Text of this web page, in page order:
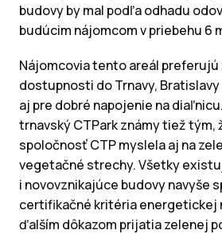
budovy by mal podľa odhadu
budúcim nájomcom v priebehu 6
Nájomcovia tento areál preferujú
dostupnosti do Trnavy,
aj pre dobré napojenie na
trnavský CTPark známy tiež tým,
spoločnosť CTP myslela aj na
vegetačné strechy. Všetky
i novovznikajúce budovy navyše
certifikačné kritéria energetickej
ďalším dôkazom prijatia zelenej